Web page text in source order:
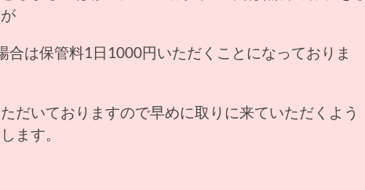
合は保管料1日1000円いただくことになっておりま
だいておりますので早めに取りに来ていただくよう
ます。